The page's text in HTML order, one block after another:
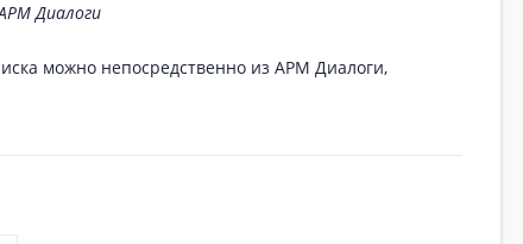
Диалоги
можно непосредственно из АРМ Диалоги,